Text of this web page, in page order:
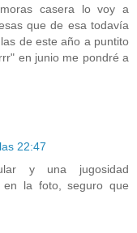
casera lo voy a
que de esa todavía
de este año a puntito
en junio me pondré a
22:47
y una jugosidad
en la foto, seguro que